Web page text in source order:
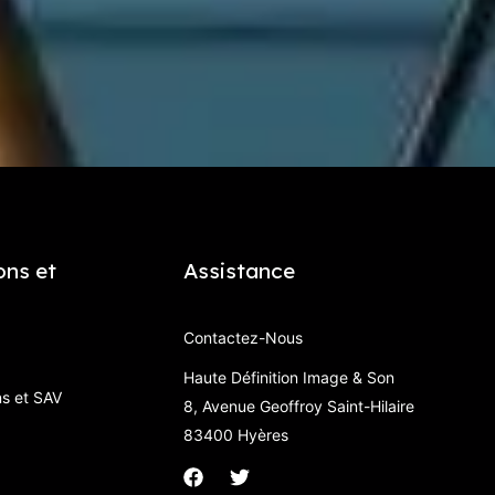
et
et SAV
Assistance
Contactez-Nous
Haute Définition Image & Son
8, Avenue Geoffroy Saint-Hilaire
83400 Hyères